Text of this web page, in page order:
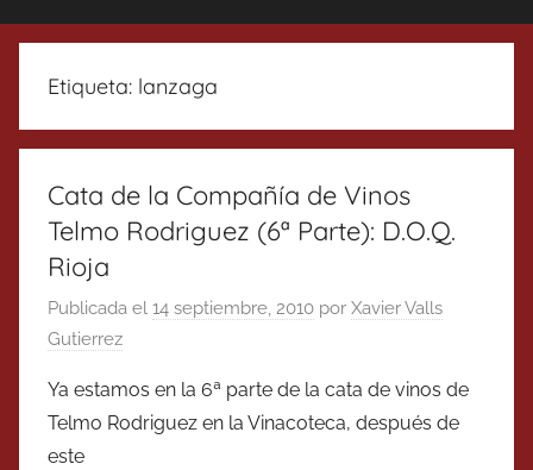
Etiqueta: lanzaga
Cata de la Compañía de Vinos
Telmo Rodriguez (6ª Parte): D.O.Q.
Rioja
Publicada el 14 septiembre, 2010 por Xavier Valls
Gutierrez
Ya estamos en la 6ª parte de la cata de vinos de
Telmo Rodriguez en la Vinacoteca, después de
este